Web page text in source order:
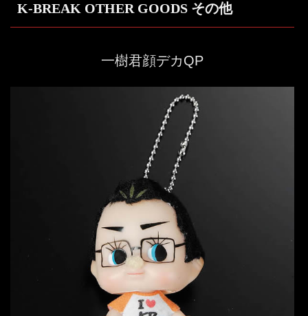
K-BREAK OTHER GOODS その他
一樹君顔デカQP